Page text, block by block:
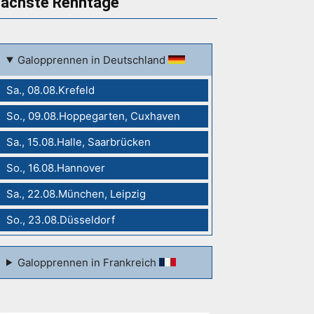
Galopprennen in Deutschland
Sa., 08.08.Krefeld
So., 09.08.Hoppegarten, Cuxhaven
Sa., 15.08.Halle, Saarbrücken
So., 16.08.Hannover
Sa., 22.08.München, Leipzig
So., 23.08.Düsseldorf
Galopprennen in Frankreich